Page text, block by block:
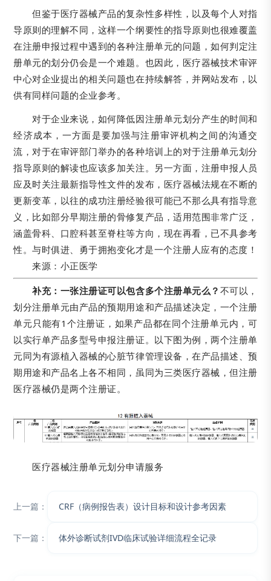
但鉴于医疗器械产品的复杂性多样性，以及每个人对指
导原则的理解不同，这样一个纲要性的指导原则也很难覆盖
在注册申报过程中遇到的各种注册单元的问题，如何判定注
册单元的划分仍会是一个难题。也因此，医疗器械技术审评
中心对企业提出的相关问题也在持续解答，并网站发布，以
供有同样问题的企业参考。
对于企业来说，如何降低因注册单元划分产生的时间和
经济成本，一方面是要加强与注册审评机构之间的沟通交
流，对于在审评部门举办的各种培训上的对于注册单元划分
指导原则的解读也应该多加关注。另一方面，注册申报人员
应及时关注最新指导性文件的发布，医疗器械法规在不断的
更新变革，以往的成功注册经验很可能已不那么具有指导意
义，比如部分早期注册的骨修复产品，适用范围非常广泛，
涵盖骨科、口腔科甚至脊柱等方向，现在再看，已不具参考
性。与时俱进、勇于拥抱变化才是一个注册人应有的态度！
来源：小正医学
补充：一张注册证可以包含多个注册单元么？ 不可以，
划分注册单元由产品的预期用途和产品描述决定，一个注册
单元只能有1个注册证，如果产品都在同个注册单元内，可
以实行单产品多型号申报注册证。以下图为例，两个注册单
元同为有源植入器械的心脏节律管理设备，在产品描述、预
期用途和产品名上各不相同，虽同为三类医疗器械，但注册
医疗器械仍是两个注册证。
医疗器械注册单元划分申请服务
上一篇： CRF（病例报告表）设计目标和设计参考因素
下一篇： 体外诊断试剂IVD临床试验详细流程全记录